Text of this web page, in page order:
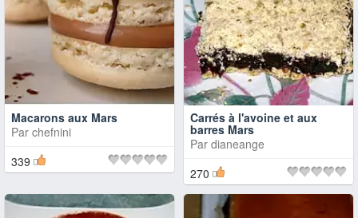
Macarons aux Mars
Par chefnini
339
Carrés à l'avoine et aux
barres Mars
Par dianeange
270